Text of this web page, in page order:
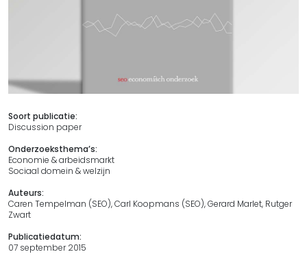
Soort publicatie:
Discussion paper
Onderzoeksthema’s:
Economie & arbeidsmarkt
Sociaal domein & welzijn
Auteurs:
Caren Tempelman (SEO), Carl Koopmans (SEO), Gerard Marlet, Rutger
Zwart
Publicatiedatum:
07 september 2015